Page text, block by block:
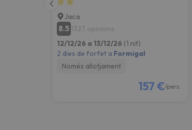
Jaca
8.5 1327 opinions
12/12/26 a 13/12/26 (1 nit)
2 dies de forfet a Formigal
Només allotjament
157 €/pers.